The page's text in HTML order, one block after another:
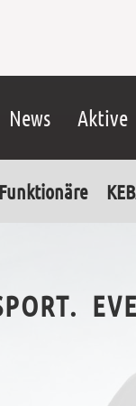
News Aktive
Funktionäre